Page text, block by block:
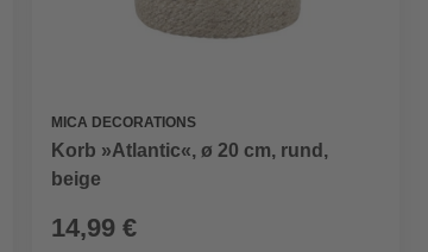
MICA DECORATIONS
Korb »Atlantic«, ø 20 cm, rund,
beige
14,99 €